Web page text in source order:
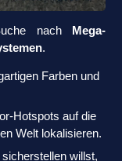
nach
Mega-
.
Farben und
Hotspots auf die
Welt lokalisieren.
willst,